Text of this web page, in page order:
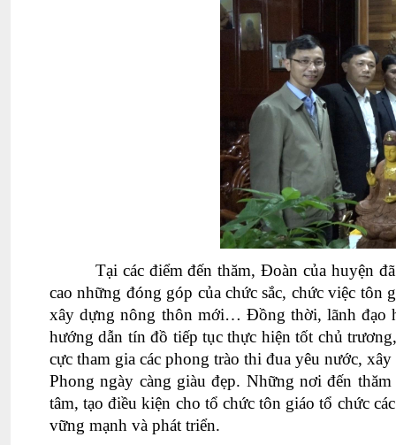
Tại các điểm đến thăm, Đoàn của huyện
cao những đóng góp của chức sắc, chức việc
xây dựng nông thôn mới… Đồng thời, lãnh đạo
hướng dẫn tín đồ tiếp tục thực hiện tốt chủ
cực tham gia các phong trào thi đua yêu nước,
Phong ngày càng giàu đẹp. Những nơi đến
tâm, tạo điều kiện cho tổ chức tôn giáo tổ chức
vững mạnh và phát triển.